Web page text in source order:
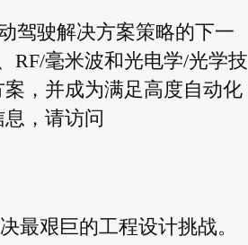
驾驶解决方案策略的下一
RF/毫米波和光电学/光学技
，并成为满足高度自动化
，请访问
最艰巨的工程设计挑战。